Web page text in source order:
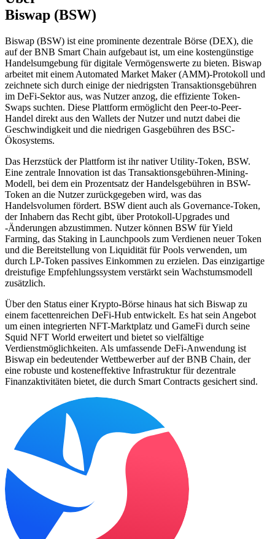
Biswap (BSW)
Biswap (BSW) ist eine prominente dezentrale Börse (DEX), die
auf der BNB Smart Chain aufgebaut ist, um eine kostengünstige
Handelsumgebung für digitale Vermögenswerte zu bieten. Biswap
arbeitet mit einem Automated Market Maker (AMM)-Protokoll und
zeichnete sich durch einige der niedrigsten Transaktionsgebühren
im DeFi-Sektor aus, was Nutzer anzog, die effiziente Token-
Swaps suchten. Diese Plattform ermöglicht den Peer-to-Peer-
Handel direkt aus den Wallets der Nutzer und nutzt dabei die
Geschwindigkeit und die niedrigen Gasgebühren des BSC-
Ökosystems.
Das Herzstück der Plattform ist ihr nativer Utility-Token, BSW.
Eine zentrale Innovation ist das Transaktionsgebühren-Mining-
Modell, bei dem ein Prozentsatz der Handelsgebühren in BSW-
Token an die Nutzer zurückgegeben wird, was das
Handelsvolumen fördert. BSW dient auch als Governance-Token,
der Inhabern das Recht gibt, über Protokoll-Upgrades und
-Änderungen abzustimmen. Nutzer können BSW für Yield
Farming, das Staking in Launchpools zum Verdienen neuer Token
und die Bereitstellung von Liquidität für Pools verwenden, um
durch LP-Token passives Einkommen zu erzielen. Das einzigartige
dreistufige Empfehlungssystem verstärkt sein Wachstumsmodell
zusätzlich.
Über den Status einer Krypto-Börse hinaus hat sich Biswap zu
einem facettenreichen DeFi-Hub entwickelt. Es hat sein Angebot
um einen integrierten NFT-Marktplatz und GameFi durch seine
Squid NFT World erweitert und bietet so vielfältige
Verdienstmöglichkeiten. Als umfassende DeFi-Anwendung ist
Biswap ein bedeutender Wettbewerber auf der BNB Chain, der
eine robuste und kosteneffektive Infrastruktur für dezentrale
Finanzaktivitäten bietet, die durch Smart Contracts gesichert sind.